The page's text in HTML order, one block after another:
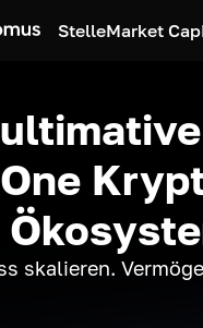
StelleMarket Cap
One
skalieren.